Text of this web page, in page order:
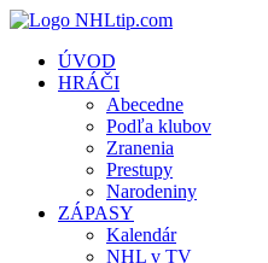
ÚVOD
HRÁČI
Abecedne
Podľa klubov
Zranenia
Prestupy
Narodeniny
ZÁPASY
Kalendár
NHL v TV